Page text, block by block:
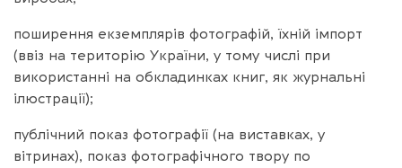
поширення екземплярів фотографій, їхній імпорт
(ввіз на територію України, у тому числі при
використанні на обкладинках книг, як журнальні
ілюстрації);
публічний показ фотографії (на виставках, у
вітринах), показ фотографічного твору по